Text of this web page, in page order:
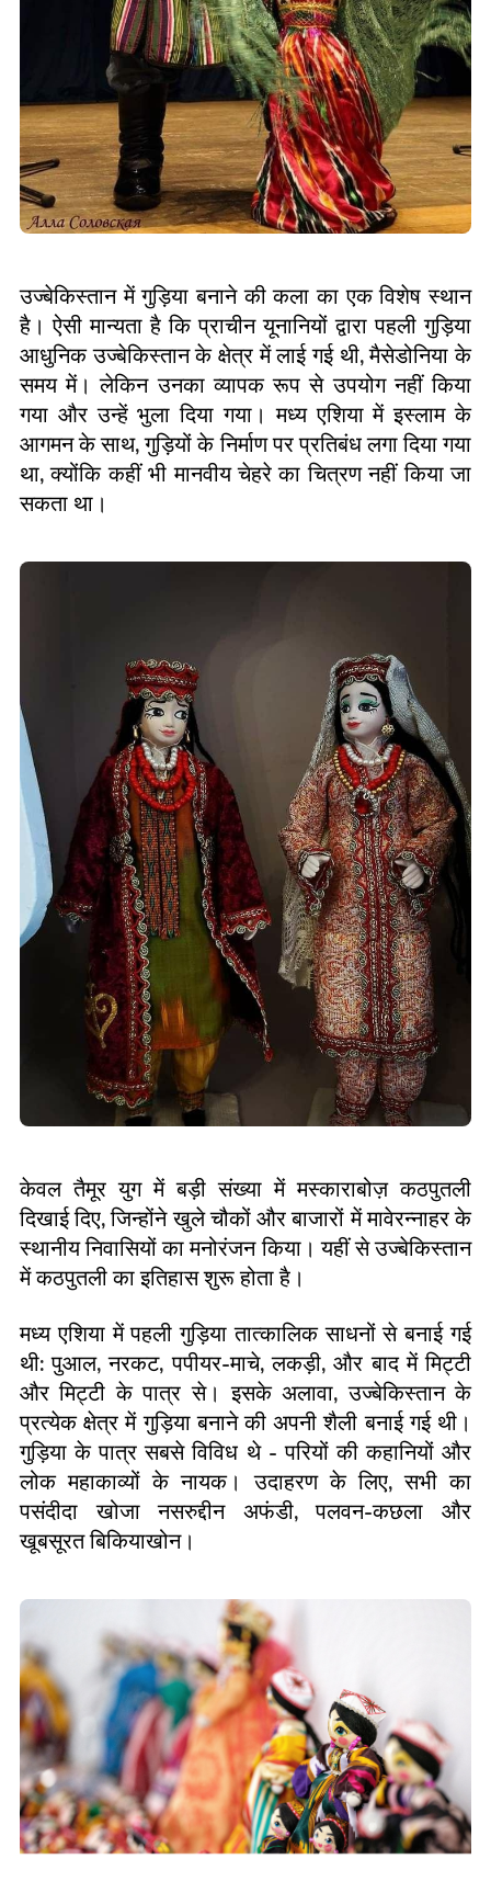
उज्बेकिस्तान में गुड़िया बनाने की कला का एक विशेष स्थान
है। ऐसी मान्यता है कि प्राचीन यूनानियों द्वारा पहली गुड़िया
आधुनिक उज्बेकिस्तान के क्षेत्र में लाई गई थी,मैसेडोनिया के
समय में। लेकिन उनका व्यापक रूप से उपयोग नहीं किया
गया और उन्हें भुला दिया गया। मध्य एशिया में इस्लाम के
आगमन के साथ,गुड़ियों के निर्माण पर प्रतिबंध लगा दिया गया
था,क्योंकि कहीं भी मानवीय चेहरे का चित्रण नहीं किया जा
सकता था।
केवल तैमूर युग में बड़ी संख्या में मस्काराबोज़ कठपुतली
दिखाई दिए,जिन्होंने खुले चौकों और बाजारों में मावेरन्नाहर के
स्थानीय निवासियों का मनोरंजन किया। यहीं से उज्बेकिस्तान
में कठपुतली का इतिहास शुरू होता है।
मध्य एशिया में पहली गुड़िया तात्कालिक साधनों से बनाई गई
थी:पुआल,नरकट,पपीयर-माचे,लकड़ी,और बाद में मिट्टी
और मिट्टी के पात्र से। इसके अलावा,उज्बेकिस्तान के
प्रत्येक क्षेत्र में गुड़िया बनाने की अपनी शैली बनाई गई थी।
गुड़िया के पात्र सबसे विविध थे-परियों की कहानियों और
लोक महाकाव्यों के नायक। उदाहरण के लिए,सभी का
पसंदीदा खोजा नसरुद्दीन अफंडी,पलवन-कछला और
खूबसूरत बिकियाखोन।